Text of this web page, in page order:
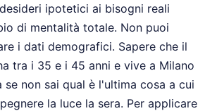
ipotetici ai bisogni reali
di mentalità totale. Non puoi
i dati demografici. Sapere che il
tra i 35 e i 45 anni e vive a Milano
se non sai qual è l'ultima cosa a cui
la luce la sera. Per applicare